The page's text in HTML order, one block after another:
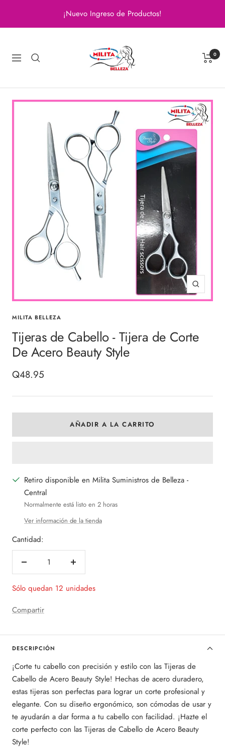
contenido
¡Nuevo Ingreso de Productos!
Navigación
Belleza
0
Zoom
MILITA BELLEZA
Tijeras de Cabello - Tijera de Corte
De Acero Beauty Style
Precio
Q48.95
AÑADIR A LA CARRITO
Retiro disponible en Milita Suministros de Belleza -
Central
Normalmente está listo en 2 horas
Ver información de la tienda
Cantidad:
Decrecer
Aumentar
Sólo quedan 12 unidades
Compartir
DESCRIPCIÓN
¡Corte tu cabello con precisión y estilo con las Tijeras de
Cabello de Acero Beauty Style! Hechas de acero duradero,
estas tijeras son perfectas para lograr un corte profesional y
elegante. Con su diseño ergonómico, son cómodas de usar y
te ayudarán a dar forma a tu cabello con facilidad. ¡Hazte el
corte perfecto con las Tijeras de Cabello de Acero Beauty
Style!